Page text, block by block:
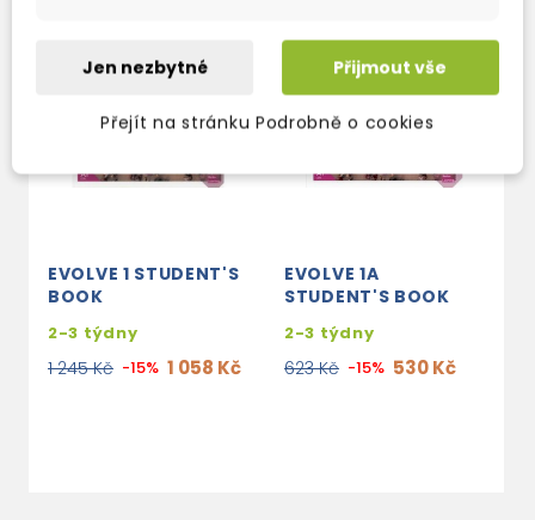
EVOLVE 1 STUDENT'S
BOOK
2-3 týdny
1 245 Kč -15% 1 058 Kč
EVOLVE 1A
STUDENT'S BOOK
2-3 týdny
623 Kč -15% 530 Kč
Jen nezbytné Přijmout vše
Přejít na stránku Podrobně o cookies